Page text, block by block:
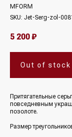
MFORM
SKU: Jet-Serg-zol-
5 200 ₽
Out of stock
Притягательные
повседневным
позолоте.
Размер